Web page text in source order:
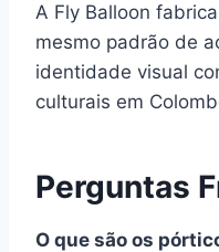
A Fly Balloon
mesmo padrão de
identidade visual
culturais em
Perguntas
O que são os